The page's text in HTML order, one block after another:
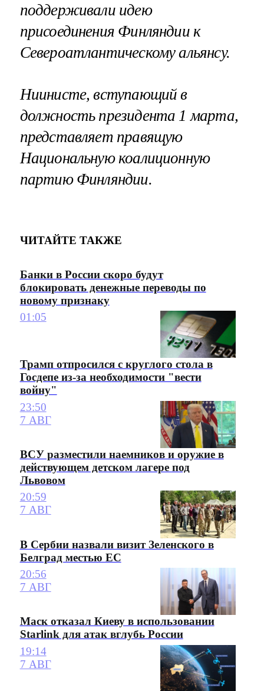
поддерживали идею
присоединения Финляндии к
Североатлантическому альянсу.
Ниинисте, вступающий в
должность президента 1 марта,
представляет правящую
Национальную коалиционную
партию Финляндии.
ЧИТАЙТЕ ТАКЖЕ
Банки в России скоро будут
блокировать денежные переводы по
новому признаку
01:05
Трамп отпросился с круглого стола в
Госдепе из-за необходимости "вести
войну"
23:50
7 АВГ
ВСУ разместили наемников и оружие в
действующем детском лагере под
Львовом
20:59
7 АВГ
В Сербии назвали визит Зеленского в
Белград местью ЕС
20:56
7 АВГ
Маск отказал Киеву в использовании
Starlink для атак вглубь России
19:14
7 АВГ